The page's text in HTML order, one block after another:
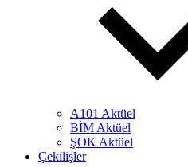
A101 Aktüel
BİM Aktüel
ŞOK Aktüel
Çekilişler